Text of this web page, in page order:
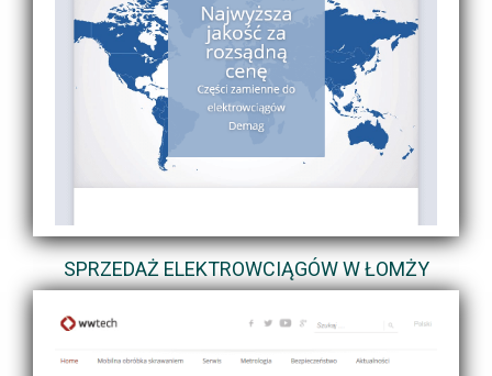
SPRZEDAŻ ELEKTROWCIĄGÓW W ŁOMŻY